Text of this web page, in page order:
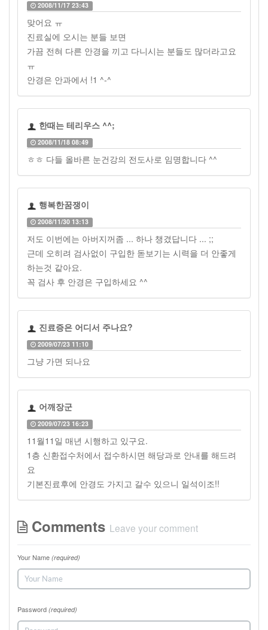
2008/11/17 23:43
맞어요 ㅠ
진료실에 오시는 분들 보면
가끔 전혀 다른 안경을 끼고 다니시는 분들도 많더라고요
ㅠ
안경은 안과에서 !1 ^-^
한때는 테리우스 ^^;
2008/11/18 08:49
ㅎㅎ 다들 올바른 눈건강의 전도사로 임명합니다 ^^
행복한꿈쟁이
2008/11/30 13:13
저도 이번에는 아버지꺼좀 ... 하나 챙겼답니다 ... ;;
근데 오히려 검사없이 구입한 돋보기는 시력을 더 안좋게
하는것 같아요.
꼭 검사 후 안경은 구입하세요 ^^
진료증은 어디서 주나요?
2009/07/23 11:10
그냥 가면 되나요
어깨장군
2009/07/23 16:23
11월11일 매년 시행하고 있구요.
1층 신환접수처에서 접수하시면 해당과로 안내를 해드려
요
기본진료후에 안경도 가지고 갈수 있으니 일석이조!!
Comments Leave your comment
Your Name (required)
Password (required)